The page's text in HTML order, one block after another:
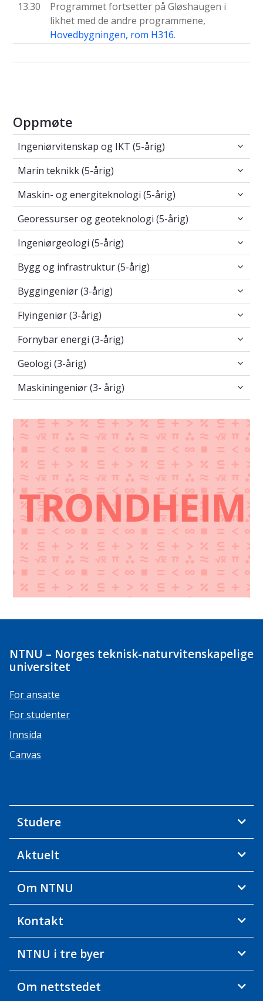
13.30
Programmet fortsetter på Gløshaugen i
likhet med de andre programmene,
Hovedbygningen, rom H316.
Oppmøte
Ingeniørvitenskap og IKT (5-årig)
Ingeniørvitenskap og IKT (5-årig)
Marin teknikk (5-årig)
Marin teknikk (5-årig)
Maskin- og energiteknologi (5-årig)
Maskin- og energiteknologi (5-årig)
Georessurser og geoteknologi (5-årig)
Georessurser og geoteknologi (5-årig)
Ingeniørgeologi (5-årig)
Ingeniørgeologi (5-årig)
Bygg og infrastruktur (5-årig)
Bygg og infrastruktur (5-årig)
Byggingeniør (3-årig)
Byggingeniør (3-årig)
Flyingeniør (3-årig)
Flyingeniør (3-årig)
Fornybar energi (3-årig)
Fornybar energi (3-årig)
Geologi (3-årig)
Geologi (3-årig)
Maskiningeniør (3- årig)
Maskiningeniør (3- årig)
NTNU – Norges teknisk-naturvitenskapelige
universitet
For ansatte
For studenter
Innsida
Canvas
Studere
Aktuelt
Om NTNU
Kontakt
NTNU i tre byer
Om nettstedet